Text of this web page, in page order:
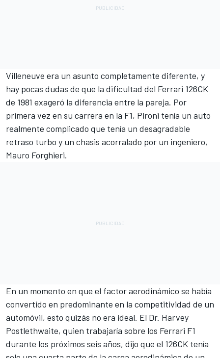
Villeneuve era un asunto completamente diferente, y
hay pocas dudas de que la dificultad del Ferrari 126CK
de 1981 exageró la diferencia entre la pareja. Por
primera vez en su carrera en la F1, Pironi tenía un auto
realmente complicado que tenía un desagradable
retraso turbo y un chasis acorralado por un ingeniero,
Mauro Forghieri.
En un momento en que el factor aerodinámico se había
convertido en predominante en la competitividad de un
automóvil, esto quizás no era ideal. El Dr. Harvey
Postlethwaite, quien trabajaría sobre los Ferrari F1
durante los próximos seis años, dijo que el 126CK tenía